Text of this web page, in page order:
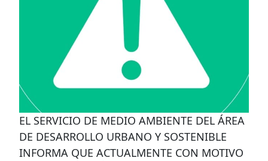
SUSPENSIÓN DE LAS LABORES DE BALDEO Y
RIEGO DE PARQUES Y JARDINES
EL SERVICIO DE MEDIO AMBIENTE DEL ÁREA
DE DESARROLLO URBANO Y SOSTENIBLE
INFORMA QUE ACTUALMENTE CON MOTIVO